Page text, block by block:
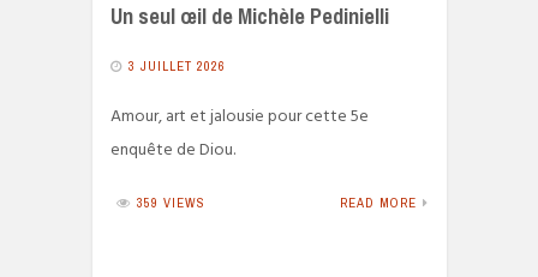
Un seul œil de Michèle Pedinielli
3 JUILLET 2026
Amour, art et jalousie pour cette 5e
enquête de Diou.
359 VIEWS READ MORE